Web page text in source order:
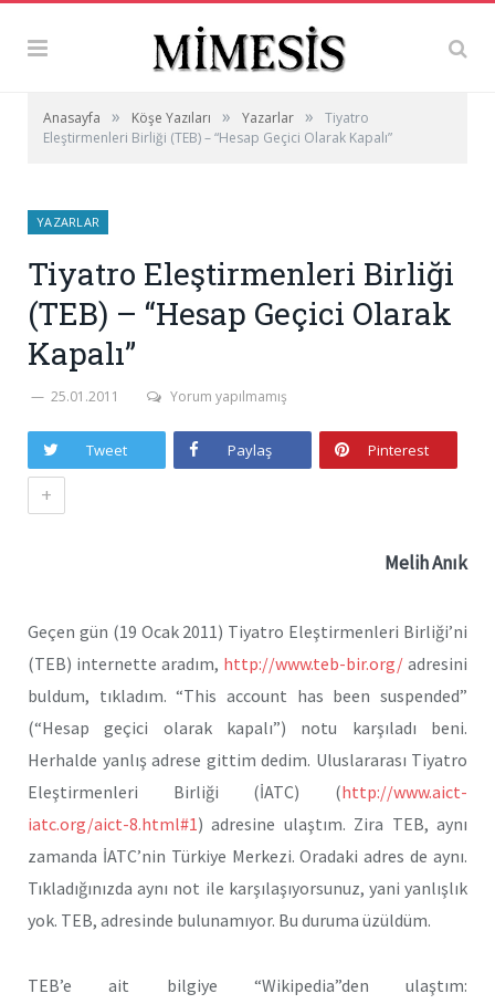
Anasayfa » Köşe Yazıları » Yazarlar »
Tiyatro
Eleştirmenleri Birliği (TEB) – “Hesap Geçici Olarak Kapalı”
YAZARLAR
Tiyatro Eleştirmenleri Birliği
(TEB) – “Hesap Geçici Olarak
Kapalı”
25.01.2011 Yorum yapılmamış
Tweet Paylaş Pinterest
+
Melih Anık
Geçen gün (19 Ocak 2011) Tiyatro Eleştirmenleri Birliği’ni
(TEB) internette aradım, http://www.teb-bir.org/ adresini
buldum, tıkladım. “This account has been suspended”
(“Hesap geçici olarak kapalı”) notu karşıladı beni.
Herhalde yanlış adrese gittim dedim. Uluslararası Tiyatro
Eleştirmenleri Birliği (İATC) (http://www.aict-
iatc.org/aict-8.html#1) adresine ulaştım. Zira TEB, aynı
zamanda İATC’nin Türkiye Merkezi. Oradaki adres de aynı.
Tıkladığınızda aynı not ile karşılaşıyorsunuz, yani yanlışlık
yok. TEB, adresinde bulunamıyor. Bu duruma üzüldüm.
TEB’e ait bilgiye “Wikipedia”den ulaştım: